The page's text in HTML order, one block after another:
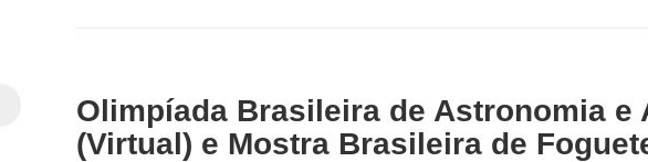
Olimpíada Brasileira de Astronomia e
(Virtual) e Mostra Brasileira de